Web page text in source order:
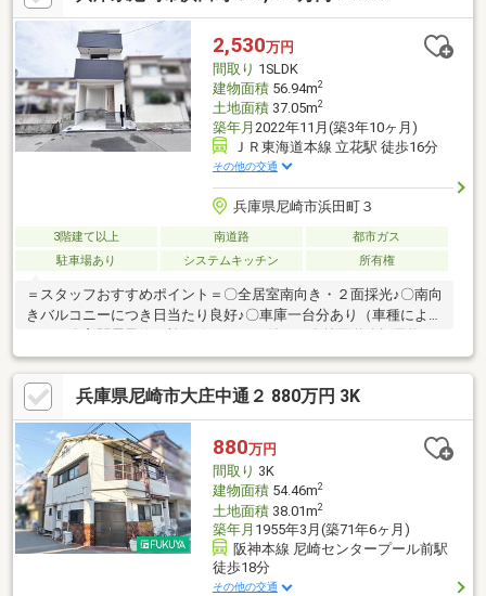
オジ西難波店まで徒歩８分◇浜田小学校まで徒歩６分◇大庄北中
学校まで徒歩１０分◆◇◆今すぐご覧になられたい方◆◇◆【見
学予約】ボタンをタップしてください！！
2,530万円
間取り 1SLDK
建物面積56.94m2
土地面積37.05m2
築年月 2022年11月(築3年10ヶ月)
ＪＲ東海道本線 立花駅 徒歩16分
その他の交通
兵庫県尼崎市浜田町３
3階建て以上 南道路
都市ガス
駐車場あり
システムキッチン 所有権
＝スタッフおすすめポイント＝〇全居室南向き・２面採光♪〇南向
きバルコニーにつき日当たり良好♪〇車庫一台分あり（車種により
ます）〇玄関電子錠（施解錠リモコン付き）〇前面道路幅員約６
ｍあり、駐車もスムーズ♪〇周辺環境充実！スーパーまで徒歩６分
で毎日のお買い物にも困りません♪〇小・中学校徒歩１０分圏内〇
コンビニ・ドラッグストア・ホームセンター・郵便局等、徒歩１
０分圏内に施設多数〇詳細はお気軽にお問い合わせください♪＝周
辺環境＝〇サンディ尼崎南七松店 徒歩６分（約４５０ｍ）〇ロ
ーソンストア100尼崎浜田町店 徒歩１分（約３０ｍ）〇スギ薬
局尼崎南七松店 徒歩６分（約４５０ｍ）
兵庫県尼崎市大庄中通２ 880万円 3K
880万円
間取り 3K
建物面積54.46m2
土地面積38.01m2
築年月 1955年3月(築71年6ヶ月)
阪神本線 尼崎センタープール前駅
徒歩18分
その他の交通